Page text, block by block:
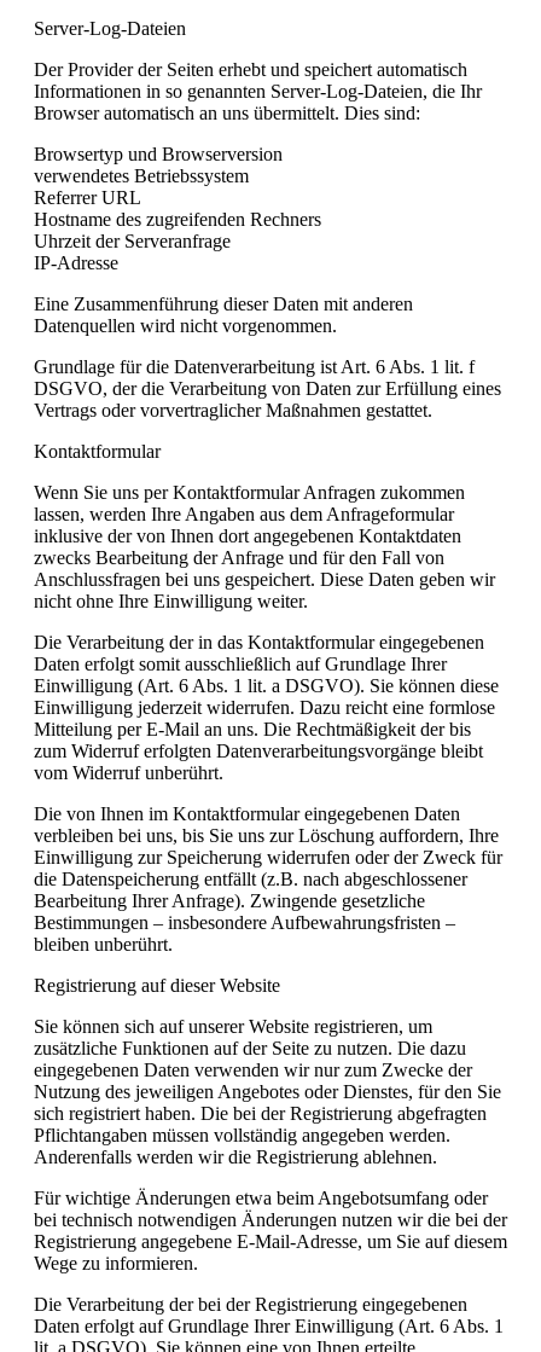
Server-Log-Dateien
Der Provider der Seiten erhebt und speichert automatisch
Informationen in so genannten Server-Log-Dateien, die Ihr
Browser automatisch an uns übermittelt. Dies sind:
Browsertyp und Browserversion
verwendetes Betriebssystem
Referrer URL
Hostname des zugreifenden Rechners
Uhrzeit der Serveranfrage
IP-Adresse
Eine Zusammenführung dieser Daten mit anderen
Datenquellen wird nicht vorgenommen.
Grundlage für die Datenverarbeitung ist Art. 6 Abs. 1 lit. f
DSGVO, der die Verarbeitung von Daten zur Erfüllung eines
Vertrags oder vorvertraglicher Maßnahmen gestattet.
Kontaktformular
Wenn Sie uns per Kontaktformular Anfragen zukommen
lassen, werden Ihre Angaben aus dem Anfrageformular
inklusive der von Ihnen dort angegebenen Kontaktdaten
zwecks Bearbeitung der Anfrage und für den Fall von
Anschlussfragen bei uns gespeichert. Diese Daten geben wir
nicht ohne Ihre Einwilligung weiter.
Die Verarbeitung der in das Kontaktformular eingegebenen
Daten erfolgt somit ausschließlich auf Grundlage Ihrer
Einwilligung (Art. 6 Abs. 1 lit. a DSGVO). Sie können diese
Einwilligung jederzeit widerrufen. Dazu reicht eine formlose
Mitteilung per E-Mail an uns. Die Rechtmäßigkeit der bis
zum Widerruf erfolgten Datenverarbeitungsvorgänge bleibt
vom Widerruf unberührt.
Die von Ihnen im Kontaktformular eingegebenen Daten
verbleiben bei uns, bis Sie uns zur Löschung auffordern, Ihre
Einwilligung zur Speicherung widerrufen oder der Zweck für
die Datenspeicherung entfällt (z.B. nach abgeschlossener
Bearbeitung Ihrer Anfrage). Zwingende gesetzliche
Bestimmungen – insbesondere Aufbewahrungsfristen –
bleiben unberührt.
Registrierung auf dieser Website
Sie können sich auf unserer Website registrieren, um
zusätzliche Funktionen auf der Seite zu nutzen. Die dazu
eingegebenen Daten verwenden wir nur zum Zwecke der
Nutzung des jeweiligen Angebotes oder Dienstes, für den Sie
sich registriert haben. Die bei der Registrierung abgefragten
Pflichtangaben müssen vollständig angegeben werden.
Anderenfalls werden wir die Registrierung ablehnen.
Für wichtige Änderungen etwa beim Angebotsumfang oder
bei technisch notwendigen Änderungen nutzen wir die bei der
Registrierung angegebene E-Mail-Adresse, um Sie auf diesem
Wege zu informieren.
Die Verarbeitung der bei der Registrierung eingegebenen
Daten erfolgt auf Grundlage Ihrer Einwilligung (Art. 6 Abs. 1